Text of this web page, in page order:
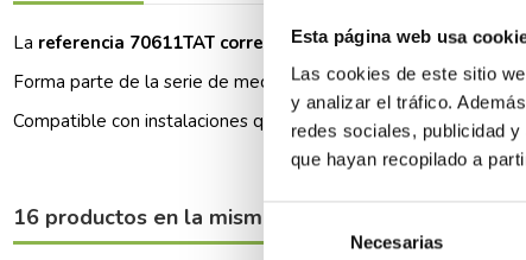
Esta página web usa
Las cookies de este sitio
y analizar el tráfico.
redes sociales, publicidad
que hayan recopilado a
de
Necesarias
La referencia 70611TAT corresponde a una tecla para
Forma parte de la serie de mecanismos eléctricos Sirius 70,
Compatible con instalaciones que requieran doble interrutor y
16 productos en la misma categoría: